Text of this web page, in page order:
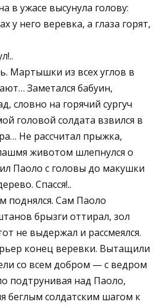
в ужасе высунула голову:
у него веревка, а глаза горят,
Мартышки из всех углов в
Заметался бабуин,
словно на горячий сургуч
головой солдата взвился в
Не рассчитал прыжка,
животом шлепнулся о
Паоло с головы до макушки
Спасся!..
поднялся. Сам Паоло
брызги оттирал, зол
не выдержал и рассмеялся.
конец веревки. Вытащили
со всем добром — с ведром
подтрунивая над Паоло,
беглым солдатским шагом к